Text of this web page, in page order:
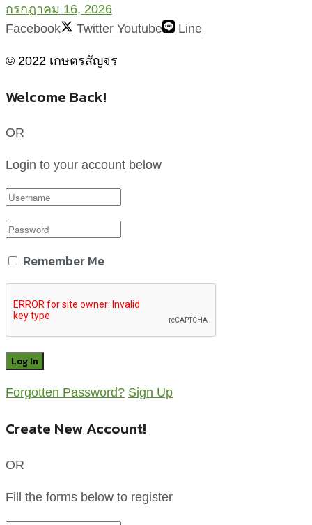
กรกฎาคม 16, 2026
Facebook
Twitter Youtube Line
© 2022 เกษตรสัญจร
Welcome Back!
OR
Login to your account below
Remember Me
Forgotten Password? Sign Up
Create New Account!
OR
Fill the forms below to register